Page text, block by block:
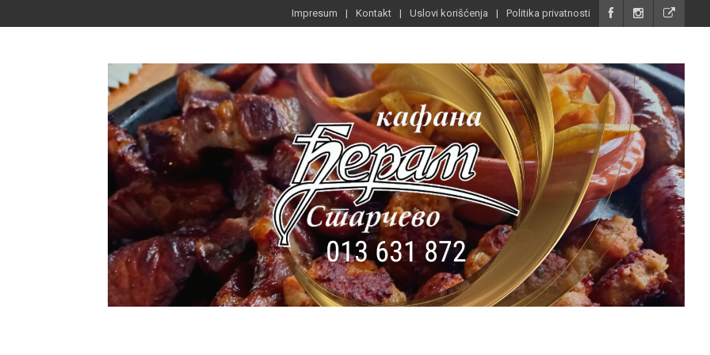
Impresum Kontakt Uslovi korišćenja Politika privatnosti